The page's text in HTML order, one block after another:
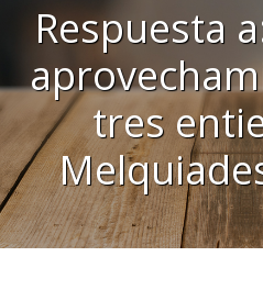
Respuesta
tres